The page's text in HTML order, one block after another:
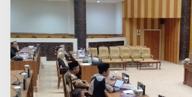
a
s
i
P
e
n